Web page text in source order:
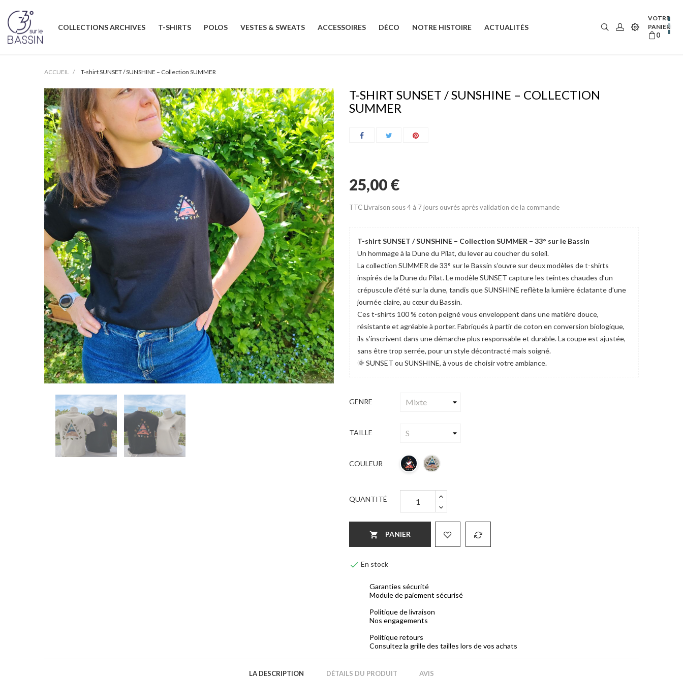
COLLECTIONS ARCHIVES T-SHIRTS POLOS VESTES & SWEATS ACCESSOIRES DÉCO NOTRE HISTOIRE ACTUALITÉS
VOTRE
PANIER
0
ACCUEIL T-shirt SUNSET / SUNSHINE – Collection SUMMER
T-SHIRT SUNSET / SUNSHINE – COLLECTION
SUMMER
25,00 €
TTC Livraison sous 4 à 7 jours ouvrés après validation de la commande
T-shirt SUNSET / SUNSHINE – Collection SUMMER – 33° sur le Bassin
Un hommage à la Dune du Pilat, du lever au coucher du soleil.
La collection SUMMER de 33° sur le Bassin s’ouvre sur deux modèles de t-shirts
inspirés de la Dune du Pilat. Le modèle SUNSET capture les teintes chaudes d’un
crépuscule d’été sur la dune, tandis que SUNSHINE reflète la lumière éclatante d’une
journée claire, au cœur du Bassin.
Ces t-shirts 100 % coton peigné vous enveloppent dans une matière douce,
résistante et agréable à porter. Fabriqués à partir de coton en conversion biologique,
ils s’inscrivent dans une démarche plus responsable et durable. La coupe est ajustée,
sans être trop serrée, pour un style décontracté mais soigné.
🌞 SUNSET ou SUNSHINE, à vous de choisir votre ambiance.
GENRE
TAILLE
COULEUR
QUANTITÉ
 PANIER
 En stock
Garanties sécurité
Module de paiement sécurisé
Politique de livraison
Nos engagements
Politique retours
Consultez la grille des tailles lors de vos achats
LA DESCRIPTION DÉTAILS DU PRODUIT AVIS